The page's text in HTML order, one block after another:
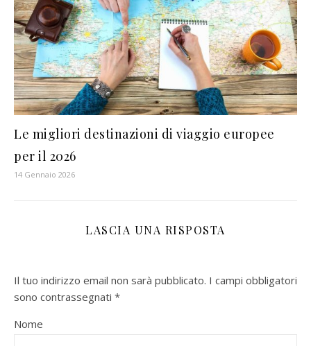
Le migliori destinazioni di viaggio europee
per il 2026
14 Gennaio 2026
LASCIA UNA RISPOSTA
Il tuo indirizzo email non sarà pubblicato. I campi obbligatori
sono contrassegnati *
Nome